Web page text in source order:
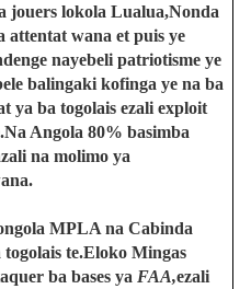
jouers lokola Lualua,Nonda
wana et puis ye
nayebeli patriotisme ye
balingaki kofinga ye na ba
ya ba togolais ezali exploit
Angola 80% basimba
na molimo ya
MPLA na Cabinda
togolais te.Eloko Mingas
ba bases ya FAA,ezali